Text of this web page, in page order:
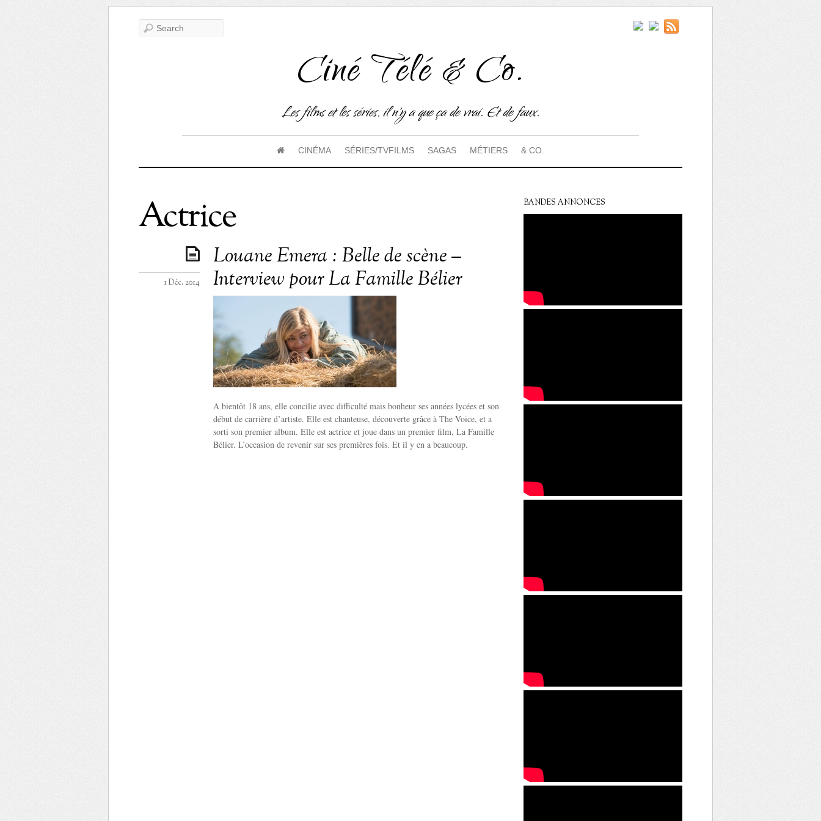
Ciné Télé & Co.
Les films et les séries, il n'y a que ça de vrai. Et de faux.
CINÉMA SÉRIES/TVFILMS SAGAS MÉTIERS & CO.
Actrice
Louane Emera : Belle de scène –
Interview pour La Famille Bélier
1 Déc. 2014
A bientôt 18 ans, elle concilie avec difficulté mais bonheur ses années lycées et son
début de carrière d’artiste. Elle est chanteuse, découverte grâce à The Voice, et a
sorti son premier album. Elle est actrice et joue dans un premier film, La Famille
Bélier. L’occasion de revenir sur ses premières fois. Et il y en a beaucoup.
BANDES ANNONCES